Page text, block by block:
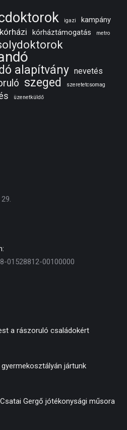
igazi kampány
kórházi kórháztámogatás metro
alapítvány nevetés
szeged
szeretetcsomag
üzenetküldő
01528812-00100000
a rászoruló családokért
jártunk
Gergő jótékonysági műsora